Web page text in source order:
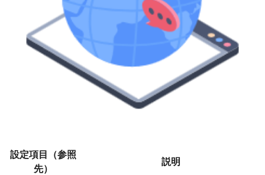
設定項目（参照
先）
説明